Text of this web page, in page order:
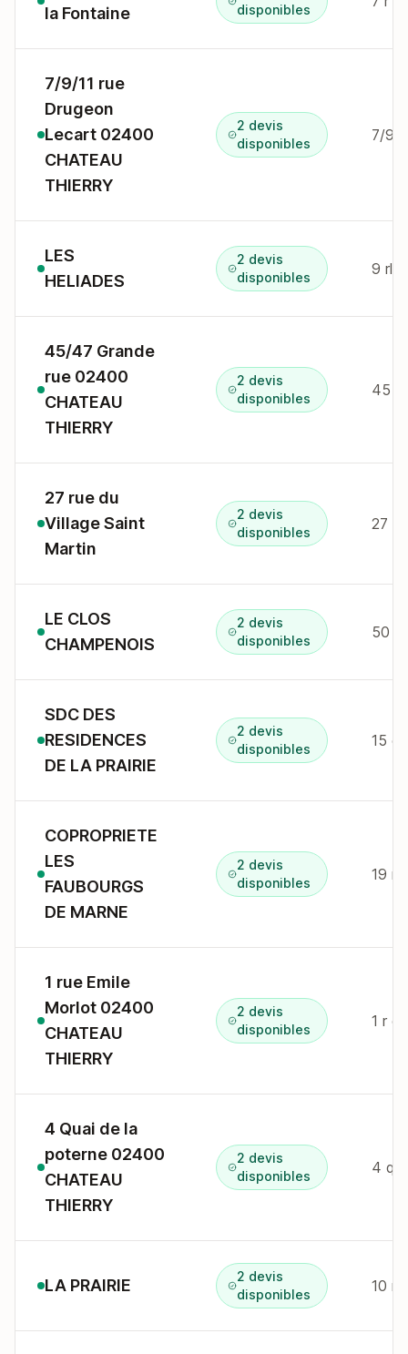
la Fontaine
disponibles
7/9/11 rue
Drugeon
Lecart 02400
CHATEAU
THIERRY
2 devis
disponibles
7/9 r
LES
HELIADES
2 devis
disponibles
45/47 Grande
rue 02400
CHATEAU
THIERRY
2 devis
disponibles
45
27 rue du
Village Saint
Martin
2 devis
disponibles
LE CLOS
CHAMPENOIS
2 devis
disponibles
50
SDC DES
RESIDENCES
DE LA PRAIRIE
2 devis
disponibles
COPROPRIETE
LES
FAUBOURGS
DE MARNE
2 devis
disponibles
19 r
1 rue Emile
Morlot 02400
CHATEAU
THIERRY
2 devis
disponibles
1 r
4 Quai de la
poterne 02400
CHATEAU
THIERRY
2 devis
disponibles
4 qu
LA PRAIRIE
2 devis
disponibles
10 r